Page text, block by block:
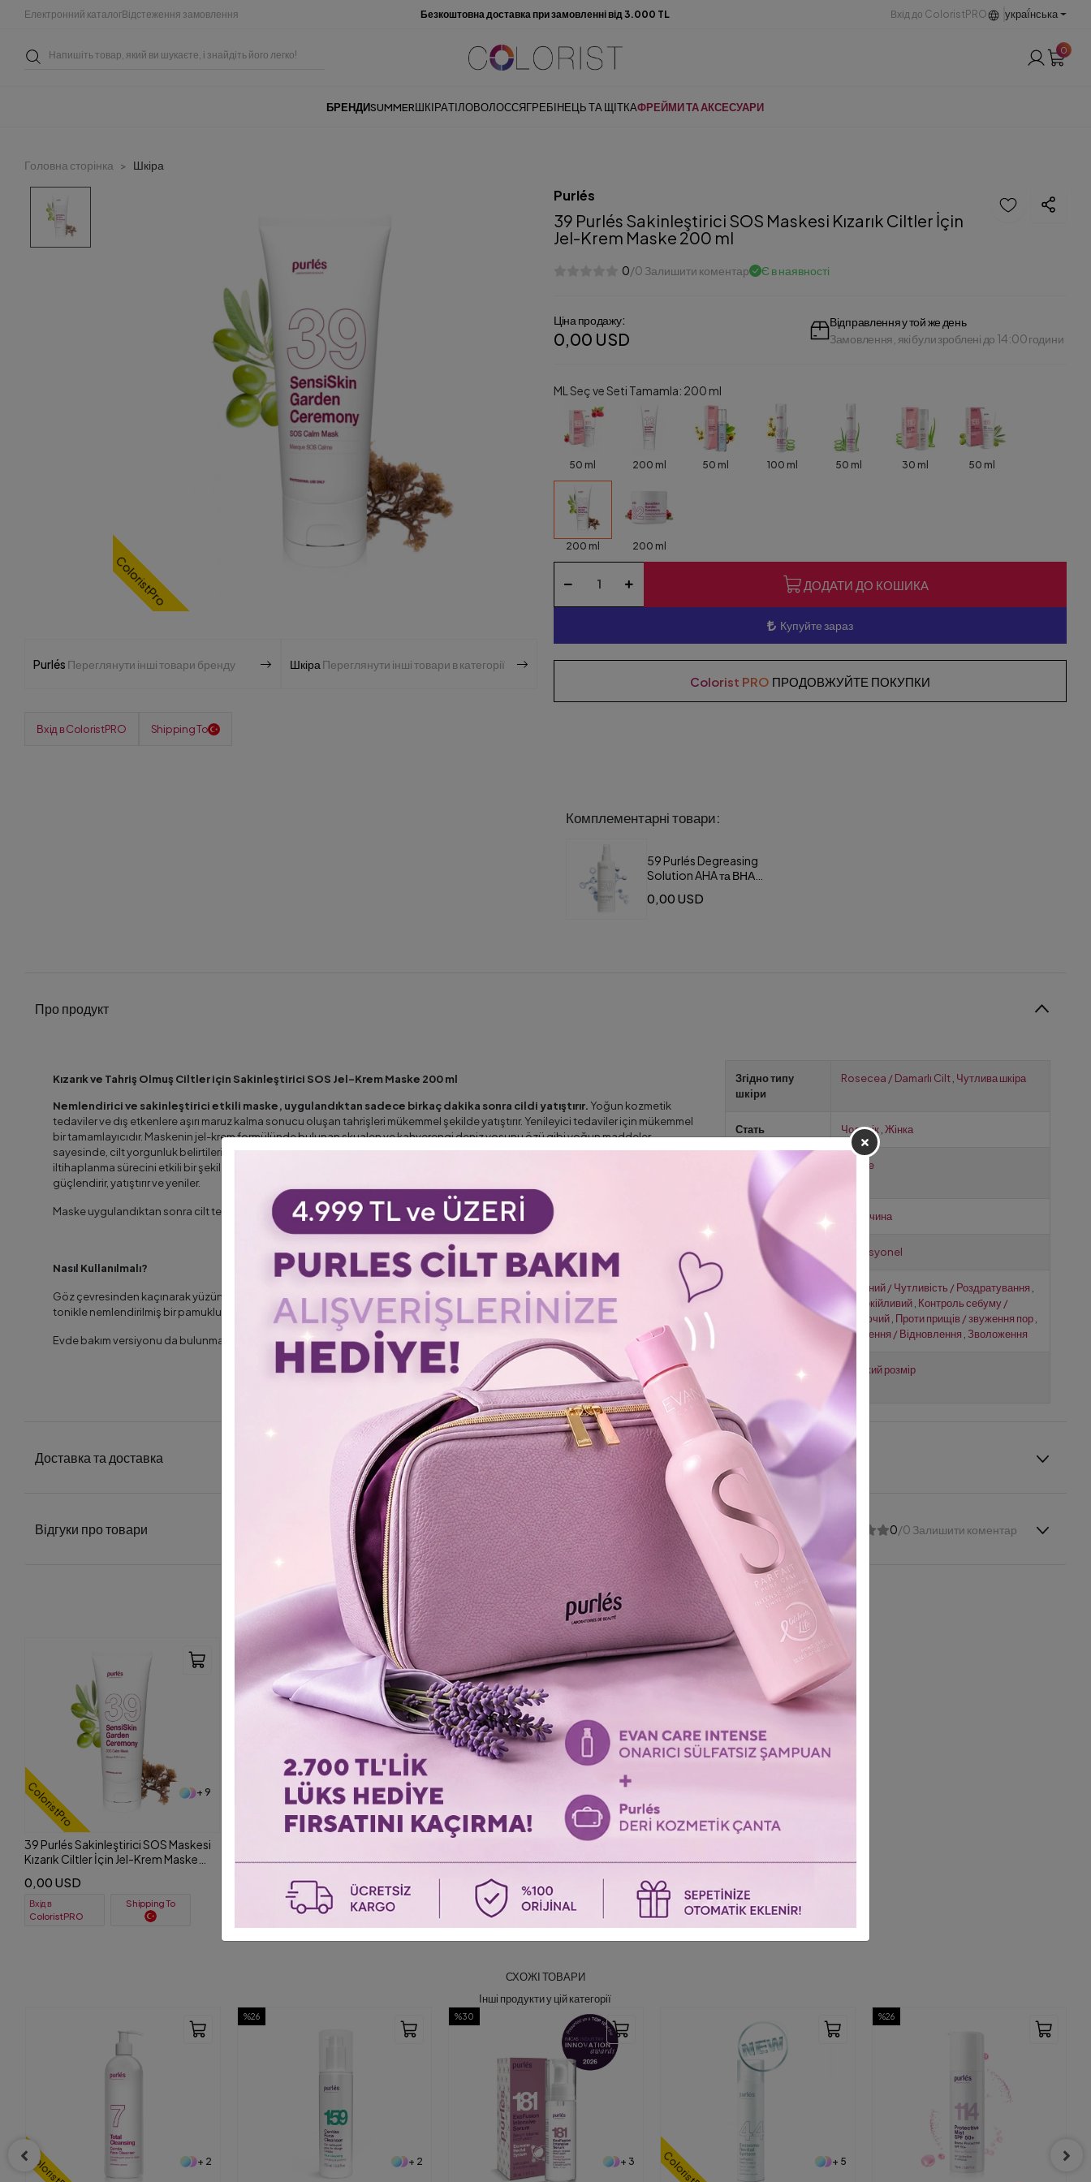
Електронний каталогВідстеження замовлення Безкоштовна доставка при замовленні від 3.000 TL Вхід до ColoristPRO украї́нська
0
БРЕНДИSUMMERШКІРАТІЛОВОЛОССЯГРЕБІНЕЦЬ ТА ЩІТКАФРЕЙМИ ТА АКСЕСУАРИ
Головна сторінка Шкіра
ColoristPro
Purlés Переглянути інші товари бренду Шкіра Переглянути інші товари в категорії
Вхід в ColoristPRO Shipping To
Purlés
39 Purlés Sakinleştirici SOS Maskesi Kızarık Ciltler İçin
Jel-Krem Maske 200 ml
0/0 Залишити коментар Є в наявності
Ціна продажу:
0,00 USD
Відправлення у той же день
Замовлення, які були зроблені до 14:00 години
ML Seç ve Seti Tamamla: 200 ml
50 ml 200 ml 50 ml 100 ml 50 ml 30 ml 50 ml
200 ml 200 ml
ДОДАТИ ДО КОШИКА
Купуйте зараз
Colorist PRO ПРОДОВЖУЙТЕ ПОКУПКИ
Комплементарні товари:
59 Purlés Degreasing
Solution AHA та ВНА
0,00 USD
Про продукт
Kızarık ve Tahriş Olmuş Ciltler için Sakinleştirici SOS Jel-Krem Maske 200 ml
Nemlendirici ve sakinleştirici etkili maske, uygulandıktan sadece birkaç dakika sonra cildi yatıştırır. Yoğun kozmetik
tedaviler ve dış etkenlere aşırı maruz kalma sonucu oluşan tahrişleri mükemmel şekilde yatıştırır. Yenileyici tedaviler için mükemmel
bir tamamlayıcıdır. Maskenin jel-krem formülünde bulunan skualen ve kahverengi deniz yosunu özü gibi yoğun maddeler
sayesinde, cilt yorgunluk belirtileri olmadan daha esnek ve nemli hale gelir. Ocaline - aktif bir histamin inhibitörü, cildin
iltihaplanma sürecini etkili bir şekilde durduracak ve kızarıklığı ile tahrişi azaltacaktır. Niasinamid ayrıca cildin koruyucu tabakasını
güçlendirir, yatıştırır ve yeniler.
Maske uygulandıktan sonra cilt tekrar rahatlık hisseder ve doğal bir ışıltı kazanır.
Nasıl Kullanılmalı?
Göz çevresinden kaçınarak yüzünüze kalın bir maske tabakası sürün. 10-15 dakika bekletin. Kalan maskenin kuru veya hafif
tonikle nemlendirilmiş bir pamuklu ped ile çıkarın. Su ile durulamayın.
Evde bakım versiyonu da bulunmaktadır.
Згідно типу
шкіри
Rosecea / Damarlı Cilt, Чутлива шкіра
Стать Чоловік, Жінка
Тип
обслуговування
Maske
Місце доставки Туреччина
Використання Profesyonel
За потребою Помітний / Чутливість / Роздратування
Заспокійливий, Контроль себуму /
матуючий, Проти прищів / звуження пор,
Живлення / Відновлення Зволоження
Великий розмір
Доставка та доставка
Відгуки про товари 0/0 Залишити коментар
ОСТАННІ ПЕРЕГЛЯНУТІ ТОВАРИ
Перегляньте останні переглянуті товари
ColoristPro + 9
39 Purlés Sakinleştirici SOS Maskesi
Kızarık Ciltler İçin Jel-Krem Maske
0,00 USD
Вхід в
ColoristPRO
Shipping To
СХОЖІ ТОВАРИ
Інші продукти у цій категорії
+ 2
%30
+ 3 + 5
%23